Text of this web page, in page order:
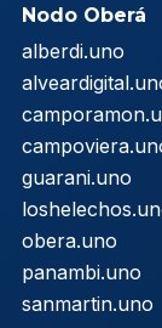
Nodo Oberá
alberdi.uno
guarani.uno
obera.uno
panambi.uno
sanmartin.uno